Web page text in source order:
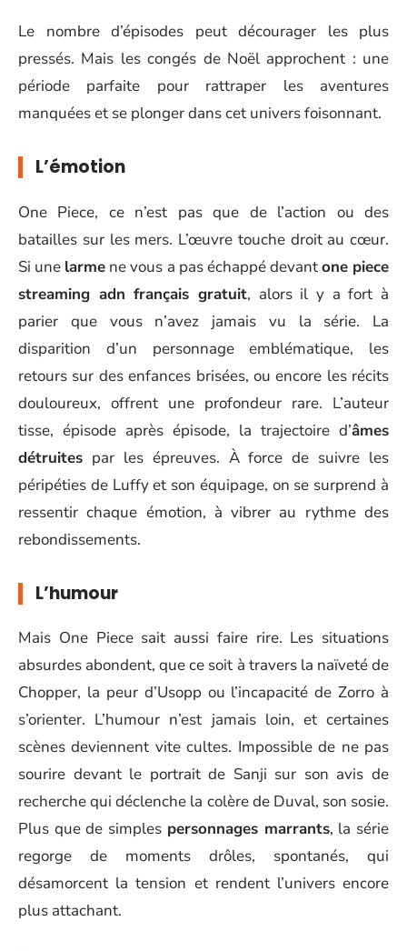
Le nombre d’épisodes peut décourager les plus
pressés. Mais les congés de Noël approchent : une
période parfaite pour rattraper les aventures
manquées et se plonger dans cet univers foisonnant.
L’émotion
One Piece, ce n’est pas que de l’action ou des
batailles sur les mers. L’œuvre touche droit au cœur.
Si une larme ne vous a pas échappé devantone piece
streaming adn français gratuit, alors il y a fort à
parier que vous n’avez jamais vu la série. La
disparition d’un personnage emblématique, les
retours sur des enfances brisées, ou encore les récits
douloureux, offrent une profondeur rare. L’auteur
tisse, épisode après épisode, la trajectoire d’âmes
détruites par les épreuves. À force de suivre les
péripéties de Luffy et son équipage, on se surprend à
ressentir chaque émotion, à vibrer au rythme des
rebondissements.
L’humour
Mais One Piece sait aussi faire rire. Les situations
absurdes abondent, que ce soit à travers la naïveté de
Chopper, la peur d’Usopp ou l’incapacité de Zorro à
s’orienter. L’humour n’est jamais loin, et certaines
scènes deviennent vite cultes. Impossible de ne pas
sourire devant le portrait de Sanji sur son avis de
recherche qui déclenche la colère de Duval, son sosie.
Plus que de simples personnages marrants, la série
regorge de moments drôles, spontanés, qui
désamorcent la tension et rendent l’univers encore
plus attachant.